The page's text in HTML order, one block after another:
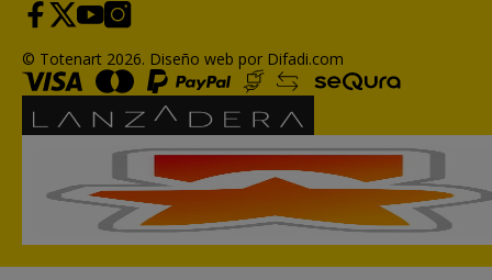
© Totenart 2026. Diseño web por Difadi.com